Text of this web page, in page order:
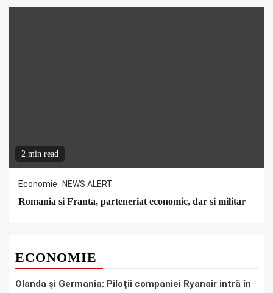
2 min read
Economie NEWS ALERT
Romania si Franta, parteneriat economic, dar si militar
ECONOMIE
Olanda şi Germania: Piloţii companiei Ryanair intră în